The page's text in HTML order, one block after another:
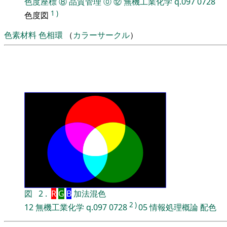
色度図 1 )
色素材料色相環 （カラーサークル）
図 2 . R G B 加法混色
12無機工業化学 q.0970728 2 )05情報処理概論配色